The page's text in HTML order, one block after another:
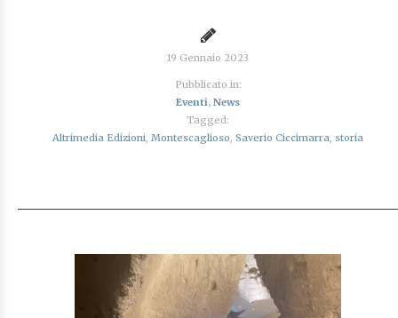
19 Gennaio 2023
Pubblicato in:
Eventi, News
Tagged:
Altrimedia Edizioni, Montescaglioso, Saverio Ciccimarra, storia